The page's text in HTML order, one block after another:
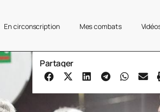
En circonscription Mes combats
Partager